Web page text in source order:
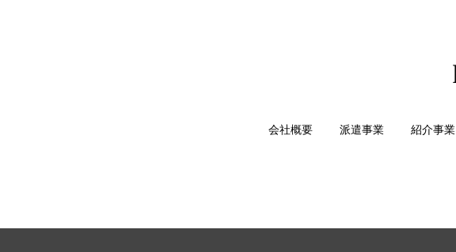
会社概要 派遣事業 紹介事業